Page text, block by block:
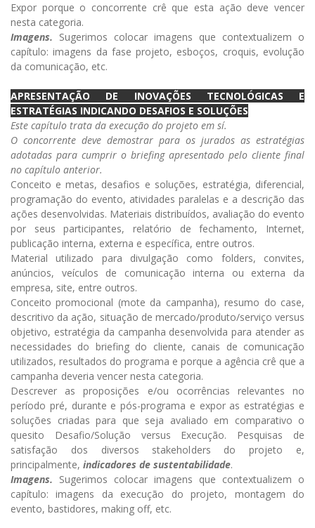
Expor porque o concorrente crê que esta ação deve vencer
nesta categoria.
Imagens. Sugerimos colocar imagens que contextualizem o
capítulo: imagens da fase projeto, esboços, croquis, evolução
da comunicação, etc.
APRESENTAÇÃO DE INOVAÇÕES TECNOLÓGICAS E
ESTRATÉGIAS INDICANDO DESAFIOS E SOLUÇÕES
Este capítulo trata da execução do projeto em sí.
O concorrente deve demostrar para os jurados as estratégias
adotadas para cumprir o briefing apresentado pelo cliente final
no capítulo anterior.
Conceito e metas, desafios e soluções, estratégia, diferencial,
programação do evento, atividades paralelas e a descrição das
ações desenvolvidas. Materiais distribuídos, avaliação do evento
por seus participantes, relatório de fechamento, Internet,
publicação interna, externa e específica, entre outros.
Material utilizado para divulgação como folders, convites,
anúncios, veículos de comunicação interna ou externa da
empresa, site, entre outros.
Conceito promocional (mote da campanha), resumo do case,
descritivo da ação, situação de mercado/produto/serviço versus
objetivo, estratégia da campanha desenvolvida para atender as
necessidades do briefing do cliente, canais de comunicação
utilizados, resultados do programa e porque a agência crê que a
campanha deveria vencer nesta categoria.
Descrever as proposições e/ou ocorrências relevantes no
período pré, durante e pós-programa e expor as estratégias e
soluções criadas para que seja avaliado em comparativo o
quesito Desafio/Solução versus Execução. Pesquisas de
satisfação dos diversos stakeholders do projeto e,
principalmente, indicadores de sustentabilidade.
Imagens. Sugerimos colocar imagens que contextualizem o
capítulo: imagens da execução do projeto, montagem do
evento, bastidores, making off, etc.